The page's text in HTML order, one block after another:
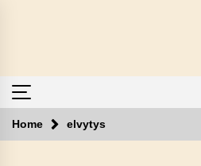
Home elvytys